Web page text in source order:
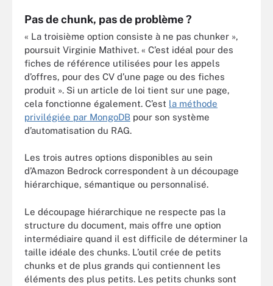
Pas de chunk, pas de problème ?
« La troisième option consiste à ne pas chunker »,
poursuit Virginie Mathivet. « C’est idéal pour des
fiches de référence utilisées pour les appels
d’offres, pour des CV d’une page ou des fiches
produit ». Si un article de loi tient sur une page,
cela fonctionne également. C’est la méthode
privilégiée par MongoDB pour son système
d’automatisation du RAG.
Les trois autres options disponibles au sein
d’Amazon Bedrock correspondent à un découpage
hiérarchique, sémantique ou personnalisé.
Le découpage hiérarchique ne respecte pas la
structure du document, mais offre une option
intermédiaire quand il est difficile de déterminer la
taille idéale des chunks. L’outil crée de petits
chunks et de plus grands qui contiennent les
éléments des plus petits. Les petits chunks sont